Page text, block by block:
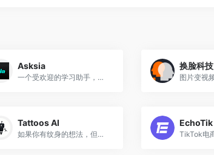
Asksia
一个受欢迎的学习助手，可以帮助学生解决作业问题，支持多种语言
换脸科技
Tattoos AI
如果你有纹身的想法，但找不到合适的设计，让我们的人工智能在几秒钟内生成一个纹身
EchoTik